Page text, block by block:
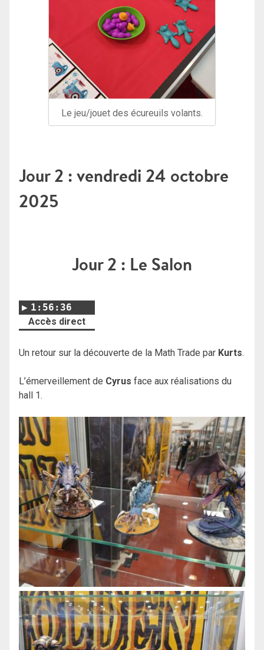
Le jeu/jouet des écureuils volants.
Jour 2 : vendredi 24 octobre
2025
Jour 2 : Le Salon
1:56:36
Accès direct
Un retour sur la découverte de la Math Trade par Kurts.
L’émerveillement de Cyrus face aux réalisations du
hall 1.